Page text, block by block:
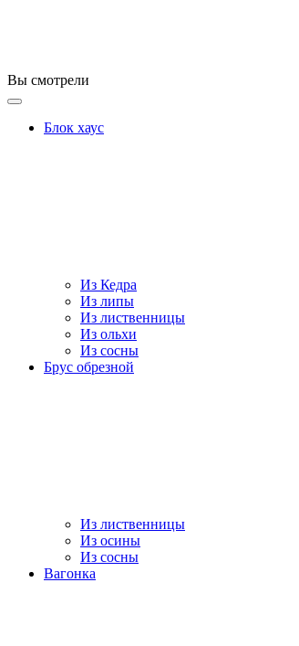
Вы смотрели
Блок хаус
Из Кедра
Из липы
Из лиственницы
Из ольхи
Из сосны
Брус обрезной
Из лиственницы
Из осины
Из сосны
Вагонка